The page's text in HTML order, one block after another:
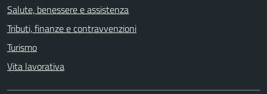
Salute, benessere e assistenza
Tributi, finanze e contravvenzioni
Turismo
Vita lavorativa